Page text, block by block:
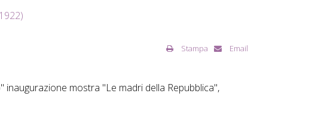
Stampa Email
mostra "Le madri della Repubblica",